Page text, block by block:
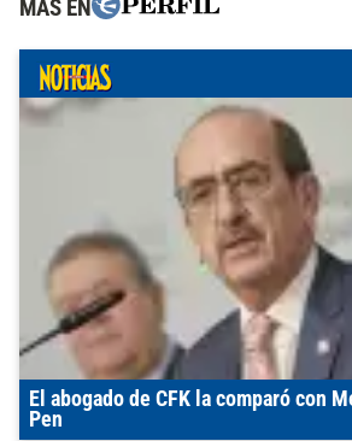
MÁS EN
El abogado de CFK la comparó con
Pen